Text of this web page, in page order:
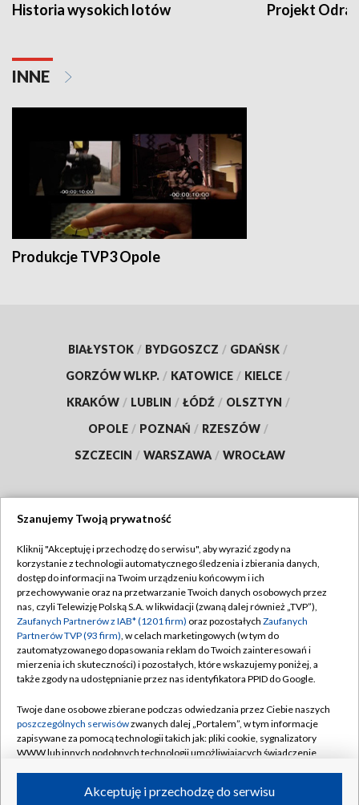
Historia wysokich lotów Projekt Odra
INNE
Produkcje TVP3 Opole
BIAŁYSTOK / BYDGOSZCZ / GDAŃSK /
GORZÓW WLKP. / KATOWICE / KIELCE /
KRAKÓW / LUBLIN / ŁÓDŹ / OLSZTYN /
OPOLE / POZNAŃ / RZESZÓW /
SZCZECIN / WARSZAWA / WROCŁAW
TVP
Abonament TVP
Emisja w TVP
Centrum informacji TVP
Naziemna Telewizja Cyfrowa
Rada Programowa
System NOS
Informacje o nadawcy
Program dla prasy
Regulamin TVP
Polityka prywatności
Moje zgody
Pomoc
Kontakt
Kanały
Szanujemy Twoją prywatność
Kliknij "Akceptuję i przechodzę do serwisu", aby wyrazić zgody na
korzystanie z technologii automatycznego śledzenia i zbierania danych,
dostęp do informacji na Twoim urządzeniu końcowym i ich
przechowywanie oraz na przetwarzanie Twoich danych osobowych przez
nas, czyli Telewizję Polską S.A. w likwidacji (zwaną dalej również „TVP”),
Zaufanych Partnerów z IAB* (1201 firm) oraz pozostałych Zaufanych
Partnerów TVP (93 firm), w celach marketingowych (w tym do
zautomatyzowanego dopasowania reklam do Twoich zainteresowań i
mierzenia ich skuteczności) i pozostałych, które wskazujemy poniżej, a
także zgody na udostępnianie przez nas identyfikatora PPID do Google.
Twoje dane osobowe zbierane podczas odwiedzania przez Ciebie naszych
poszczególnych serwisówzwanych dalej „Portalem”, w tym informacje
zapisywane za pomocą technologii takich jak: pliki cookie, sygnalizatory
WWW lub innych podobnych technologii umożliwiających świadczenie
ruchu w Internecie.Akceptuję i przechodzę do serwisu